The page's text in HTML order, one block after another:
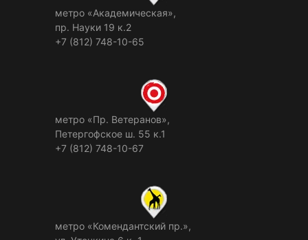
метро «Академическая»,
пр. Науки 19 к.2
+7 (812) 748-10-65
метро «Пр. Ветеранов»,
Петергофское ш. 55 к.1
+7 (812) 748-10-67
метро «Комендантский пр.»,